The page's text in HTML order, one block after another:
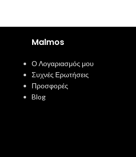
Malmos
Ο Λογαριασμός μου
Συχνές Ερωτήσεις
Προσφορές
Blog